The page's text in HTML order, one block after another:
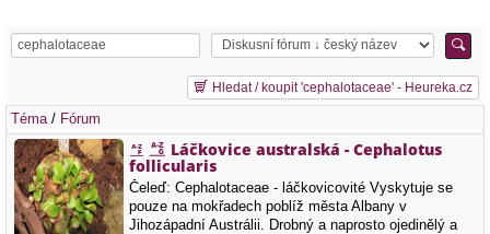
Hledat / koupit 'cephalotaceae' - Heureka.cz
Téma / Fórum
Láčkovice australská - Cephalotus
follicularis
Čeleď: Cephalotaceae - láčkovicovité Vyskytuje se
pouze na mokřadech poblíž města Albany v
Jihozápadní Austrálii. Drobný a naprosto ojedinělý a